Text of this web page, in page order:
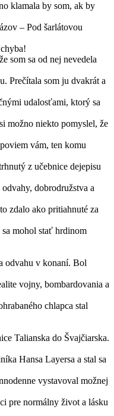
klamala by som, ak by
– Pod šarlátovou
som sa od nej nevedela
Prečítala som ju dvakrát a
udalosťami, ktorý sa
možno niekto pomyslel, že
vám, ten komu
z učebnice dejepisu
dobrodružstva a
zdalo ako pritiahnuté za
mohol stať hrdinom
odvahu v konaní. Bol
vojny, bombardovania a
chlapca stal
Talianska do Švajčiarska.
Hansa Layersa a stal sa
vystavoval možnej
pre normálny život a lásku